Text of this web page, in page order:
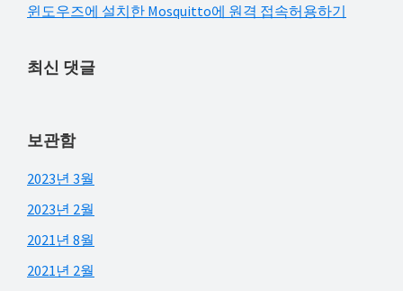
윈도우즈에 설치한 Mosquitto에 원격 접속허용하기
최신 댓글
보관함
2023년 3월
2023년 2월
2021년 8월
2021년 2월